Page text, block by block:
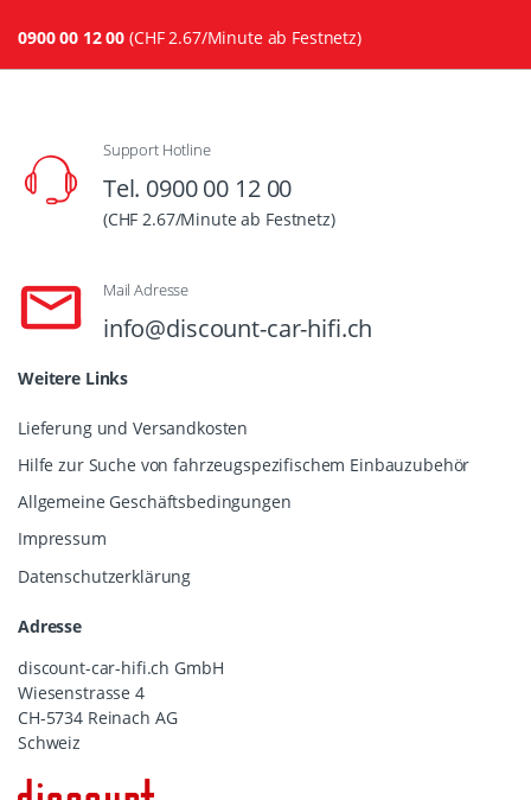
0900 00 12 00 (CHF 2.67/Minute ab Festnetz)
Support Hotline
Tel. 0900 00 12 00
(CHF 2.67/Minute ab Festnetz)
Mail Adresse
info@discount-car-hifi.ch
Weitere Links
Lieferung und Versandkosten
Hilfe zur Suche von fahrzeugspezifischem Einbauzubehör
Allgemeine Geschäftsbedingungen
Impressum
Datenschutzerklärung
Adresse
discount-car-hifi.ch GmbH
Wiesenstrasse 4
CH-5734 Reinach AG
Schweiz